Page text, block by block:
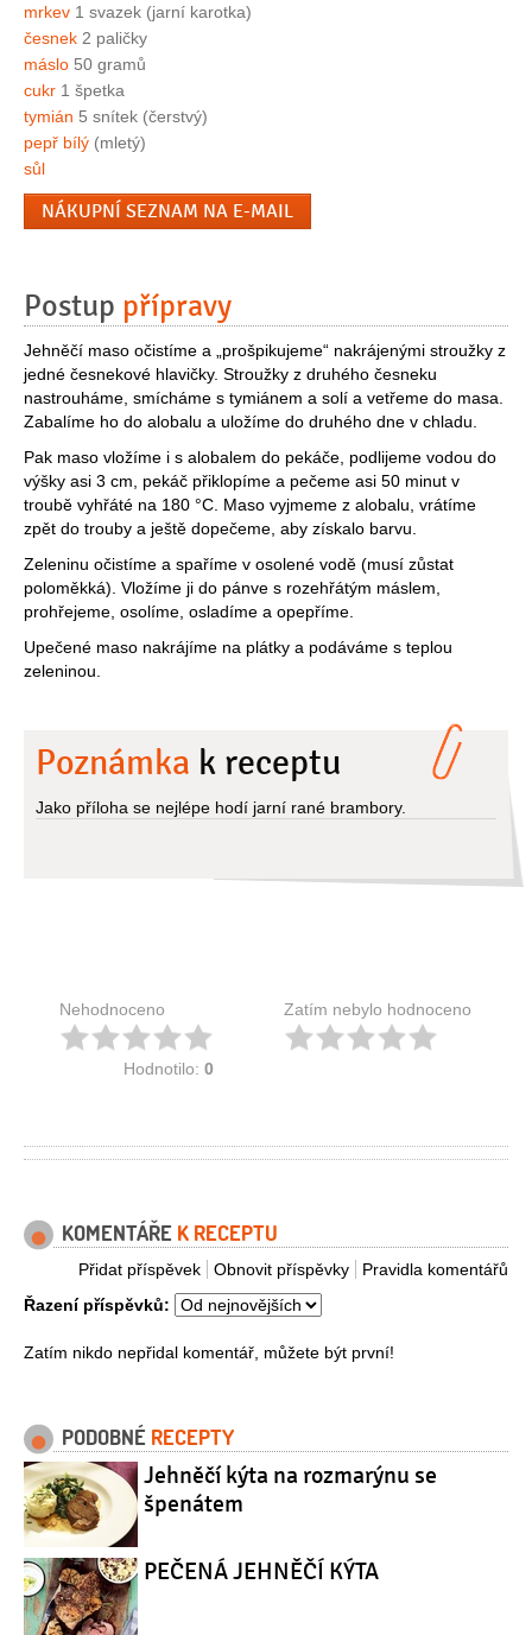
mrkev 1 svazek (jarní karotka)
česnek 2 paličky
máslo 50 gramů
cukr 1 špetka
tymián 5 snítek (čerstvý)
pepř bílý (mletý)
sůl
NÁKUPNÍ SEZNAM NA E-MAIL
Postup přípravy
Jehněčí maso očistíme a „prošpikujeme“ nakrájenými stroužky z
jedné česnekové hlavičky. Stroužky z druhého česneku
nastrouháme, smícháme s tymiánem a solí a vetřeme do masa.
Zabalíme ho do alobalu a uložíme do druhého dne v chladu.
Pak maso vložíme i s alobalem do pekáče, podlijeme vodou do
výšky asi 3 cm, pekáč přiklopíme a pečeme asi 50 minut v
troubě vyhřáté na 180 °C. Maso vyjmeme z alobalu, vrátíme
zpět do trouby a ještě dopečeme, aby získalo barvu.
Zeleninu očistíme a spaříme v osolené vodě (musí zůstat
poloměkká). Vložíme ji do pánve s rozehřátým máslem,
prohřejeme, osolíme, osladíme a opepříme.
Upečené maso nakrájíme na plátky a podáváme s teplou
zeleninou.
Poznámka k receptu
Jako příloha se nejlépe hodí jarní rané brambory.
Nehodnoceno
Hodnotilo: 0
Zatím nebylo hodnoceno
KOMENTÁŘE K RECEPTU
Pravidla komentářů
Obnovit příspěvky
Přidat příspěvek
Řazení příspěvků:
Zatím nikdo nepřidal komentář, můžete být první!
PODOBNÉ RECEPTY
Jehněčí kýta na rozmarýnu se
špenátem
PEČENÁ JEHNĚČÍ KÝTA